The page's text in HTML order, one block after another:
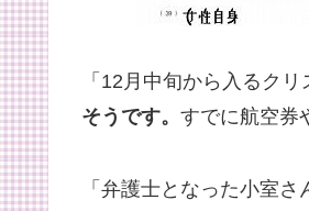
「12月中旬から入るクリ
そうです。 すでに航空券
「弁護士となった小室